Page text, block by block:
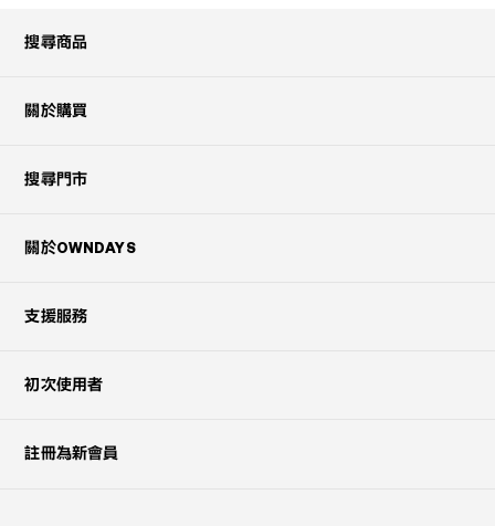
搜尋商品
關於購買
搜尋門市
關於OWNDAYS
支援服務
初次使用者
註冊為新會員